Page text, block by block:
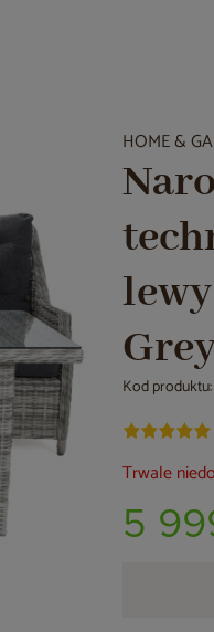
HOME &
Kod produktu:
Trwale
5